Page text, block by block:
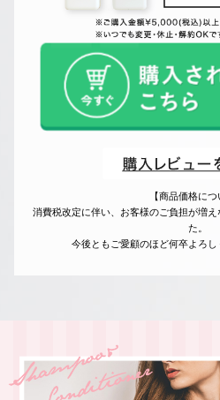
【商品価格につ
消費税改定に伴い、お客様のご負担が増
た。
今後ともご愛顧のほど何卒よろし